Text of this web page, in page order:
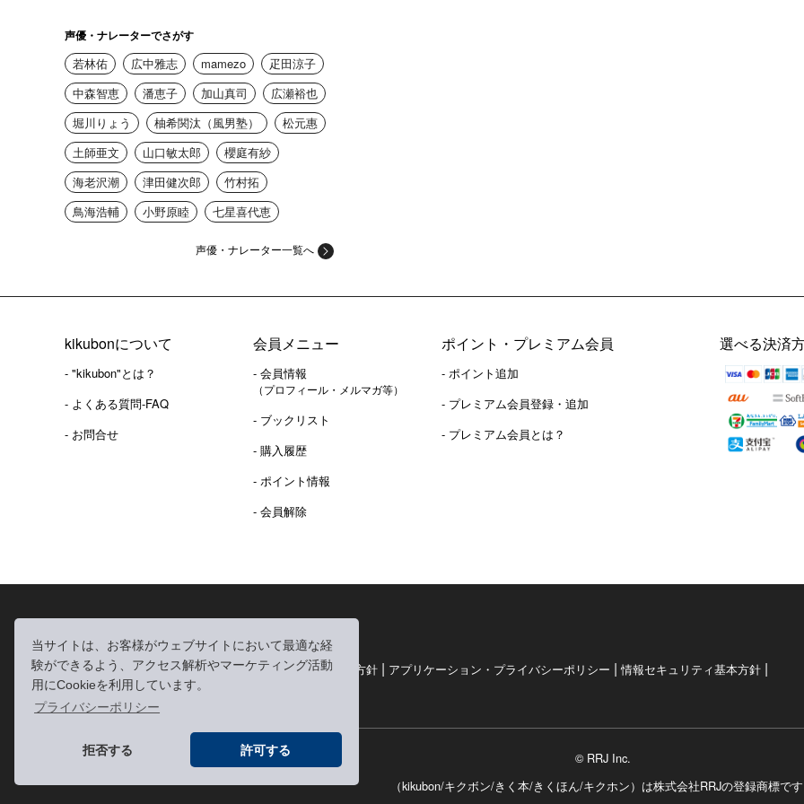
当サイトは、お客様がウェブサイトにおいて最適な経
験ができるよう、アクセス解析やマーケティング活動
用にCookieを利用しています。
プライバシーポリシー
拒否する 許可する
声優・ナレーターでさがす
若林佑 広中雅志 mamezo
疋田涼子
中森智恵
潘恵子 加山真司
広瀬裕也
堀川りょう
柚希関汰（風男塾）
松元惠
土師亜文
山口敏太郎
櫻庭有紗
海老沢潮
津田健次郎
竹村拓
鳥海浩輔
小野原睦 七星喜代恵
声優・ナレーター一覧へ
kikubonについて
- "kikubon"とは？
- よくある質問-FAQ
- お問合せ
会員メニュー
- 会員情報
（プロフィール・メルマガ等）
- ブックリスト
- 購入履歴
- ポイント情報
- 会員解除
ポイント・プレミアム会員
- ポイント追加
- プレミアム会員登録・追加
- プレミアム会員とは？
選べる決済
利用規約|個人情報の取り扱いについて| 個人情報保護方針 | アプリケーション・プライバシーポリシー |情報セキュリティ基本方針 |
特定商取引法に基づく表記
© RRJ Inc.
（kikubon/キクボン/きく本/きくほん/キクホン）は株式会社RRJの登録商標で